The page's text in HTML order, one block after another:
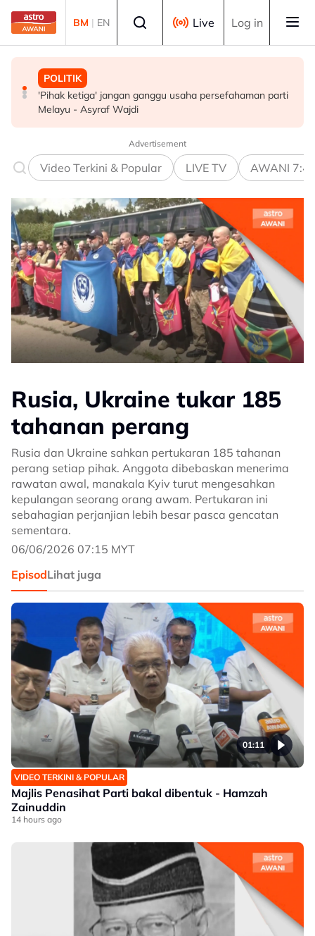
Skip to main content
BM | EN Live Log in
POLITIK
'Pihak ketiga' jangan ganggu usaha persefahaman parti
Melayu - Asyraf Wajdi
MALAYSIA
RCI Tabung Haji: SPRM, PDRM, LHDN mula 'gempur'
individu terlibat siasatan
MALAYSIA
Isu dadah juruterbang: AADK sokong tindakan tegas
MAG, tawar kepakaran pemeriksaan ketat
Advertisement
Video Terkini & Popular LIVE TV AWANI
Rusia, Ukraine tukar 185
tahanan perang
Rusia dan Ukraine sahkan pertukaran 185 tahanan
perang setiap pihak. Anggota dibebaskan menerima
rawatan awal, manakala Kyiv turut mengesahkan
kepulangan seorang orang awam. Pertukaran ini
sebahagian perjanjian lebih besar pasca gencatan
sementara.
06/06/2026 07:15 MYT
EpisodLihat juga
01:11
VIDEO TERKINI & POPULAR
Majlis Penasihat Parti bakal dibentuk - Hamzah
Zainuddin
14 hours ago